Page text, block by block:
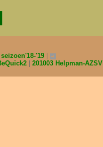
seizoen'18-'19
201003 Helpman-AZSV